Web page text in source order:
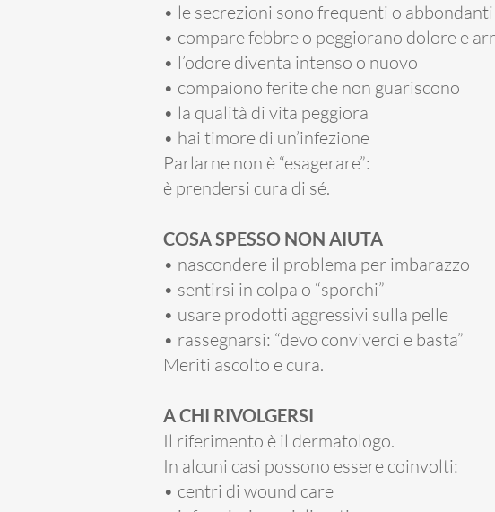
• le secrezioni sono frequenti o abbondanti
• compare febbre o peggiorano dolore e
• l’odore diventa intenso o nuovo
• compaiono ferite che non guariscono
• la qualità di vita peggiora
• hai timore di un’infezione
Parlarne non è “esagerare”:
è prendersi cura di sé.
COSA SPESSO NON AIUTA
• nascondere il problema per imbarazzo
• sentirsi in colpa o “sporchi”
• usare prodotti aggressivi sulla pelle
• rassegnarsi: “devo conviverci e basta”
Meriti ascolto e cura.
A CHI RIVOLGERSI
Il riferimento è il dermatologo.
In alcuni casi possono essere coinvolti:
• centri di wound care